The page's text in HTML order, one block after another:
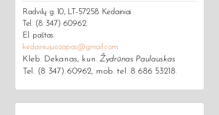
Radvilų g. 10, LT-57258 Kėdainiai
Tel. (8 347) 60962.
El. paštas:
kedainiujuozapas@gmail.com
Kleb. Dekanas, kun. Žydrūnas Paulauskas
Tel. (8 347) 60962, mob. tel. 8 686 53218.